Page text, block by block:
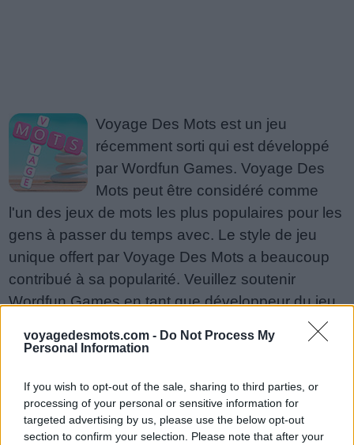
voyagedesmots.com - Do Not Process My
Personal Information
If you wish to opt-out of the sale, sharing to third parties, or
processing of your personal or sensitive information for
targeted advertising by us, please use the below opt-out
section to confirm your selection. Please note that after your
Voyage Des Mots est un jeu
récemment sorti qui est développé
par Wordfun Games. Voyage Des
Mots peut être considéré comme
l'un des jeux de mots les plus populaires pour les
gens à passer du temps avec. Le style de jeu
unique offert par Voyage Des Mots a beaucoup
contribué à sa popularité. Veuillez soutenir
Wordfun Games en tant que développeur du jeu
Voyage Des Mots en partageant et en notant le
jeu avec votre liste d'amis, plus de joueurs
alors aidez-le à grandir. Vous n'arrivez toujours
pas à trouver un niveau spécifique ? Laissez un
commentaire ci-dessous et nous serons plus